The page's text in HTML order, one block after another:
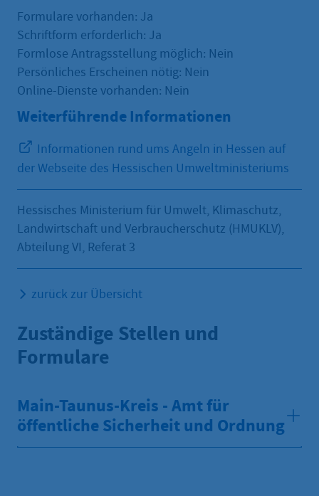
Formulare vorhanden: Ja
Schriftform erforderlich: Ja
Formlose Antragsstellung möglich: Nein
Persönliches Erscheinen nötig: Nein
Online-Dienste vorhanden: Nein
Weiterführende Informationen
Informationen rund ums Angeln in Hessen auf
der Webseite des Hessischen Umweltministeriums
Hessisches Ministerium für Umwelt, Klimaschutz,
Landwirtschaft und Verbraucherschutz (HMUKLV),
Abteilung VI, Referat 3
zurück zur Übersicht
Zuständige Stellen und
Formulare
Main-Taunus-Kreis - Amt für
öffentliche Sicherheit und Ordnung